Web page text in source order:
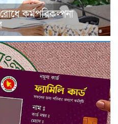
কর্মপরিকল্পনা